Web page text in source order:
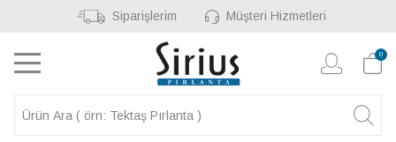
Siparişlerim Müşteri Hizmetleri
0